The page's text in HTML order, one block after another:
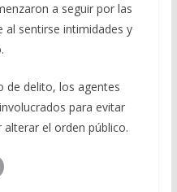
a seguir por las
al sentirse intimidades y
de delito, los agentes
para evitar
el orden público.